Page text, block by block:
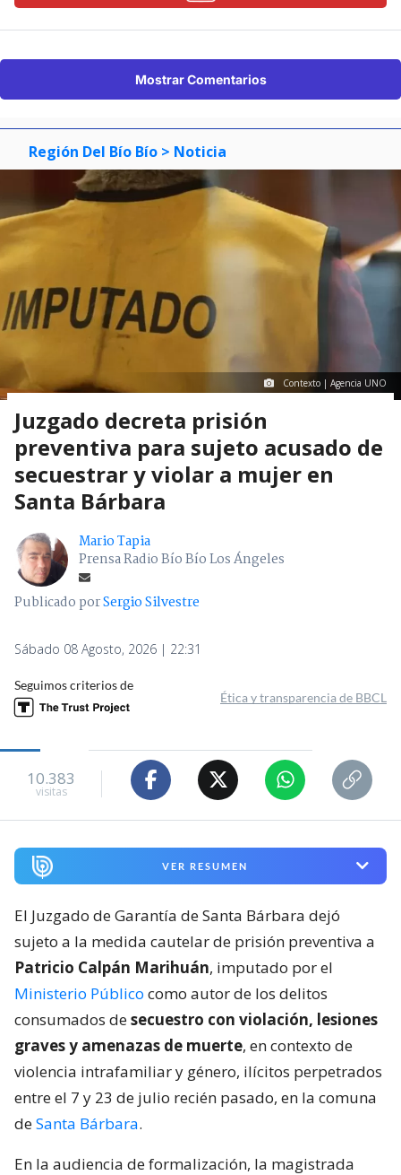
Mostrar Comentarios
Región Del Bío Bío > Noticia
Contexto | Agencia UNO
Juzgado decreta prisión
preventiva para sujeto acusado de
secuestrar y violar a mujer en
Santa Bárbara
Mario Tapia
Prensa Radio Bío Bío Los Ángeles
Publicado porSergio Silvestre
Sábado 08 Agosto, 2026 | 22:31
Seguimos criterios de
Ética y transparencia de BBCL
10.383
visitas
VER RESUMEN
El Juzgado de Garantía de Santa Bárbara dejó
sujeto a la medida cautelar de prisión preventiva a
Patricio Calpán Marihuán, imputado por el
Ministerio Público como autor de los delitos
consumados desecuestro con violación, lesiones
graves y amenazas de muerte, en contexto de
violencia intrafamiliar y género, ilícitos perpetrados
entre el 7 y 23 de julio recién pasado, en la comuna
deSanta Bárbara.
En la audiencia de formalización, la magistrada